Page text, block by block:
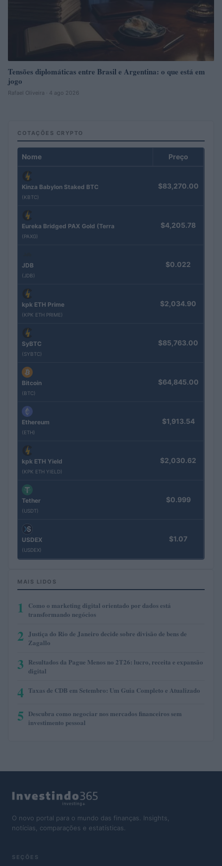
Tensões diplomáticas entre Brasil e Argentina: o que está em
jogo
Rafael Oliveira · 4 ago 2026
COTAÇÕES CRYPTO
Nome Preço
Kinza Babylon Staked BTC
(KBTC)
$83,270.00
Eureka Bridged PAX Gold (Terra
(PAXG)
$4,205.78
JDB
(JDB)
$0.022
kpk ETH Prime
(KPK ETH PRIME)
$2,034.90
SyBTC
(SYBTC)
$85,763.00
Bitcoin
(BTC)
$64,845.00
Ethereum
(ETH)
$1,913.54
kpk ETH Yield
(KPK ETH YIELD)
$2,030.62
Tether
(USDT)
$0.999
USDEX
(USDEX)
$1.07
MAIS LIDOS
1
Como o marketing digital orientado por dados está
transformando negócios
2
Justiça do Rio de Janeiro decide sobre divisão de bens de
Zagallo
3 Resultados da Pague Menos no 2T26: lucro, receita e expansão
digital
4 Taxas de CDB em Setembro: Um Guia Completo e Atualizado
5 Descubra como negociar nos mercados financeiros sem
investimento pessoal
O novo portal para o mundo das finanças. Insights,
notícias, comparações e estatísticas.
SEÇÕES